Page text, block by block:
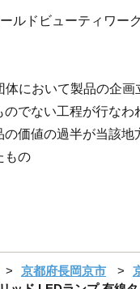
ルドビューティワー
体において製品の企
でない工程が行なわ
価値の過半が当該地
もの
京都府長岡京市